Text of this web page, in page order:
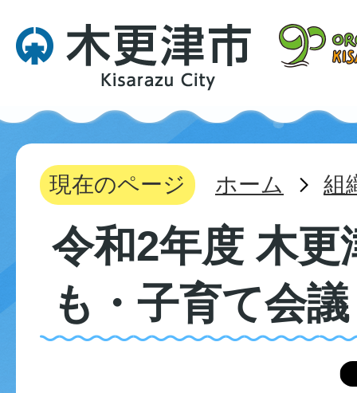
現在のページ ホーム 組
令和2年度 木更
も・子育て会